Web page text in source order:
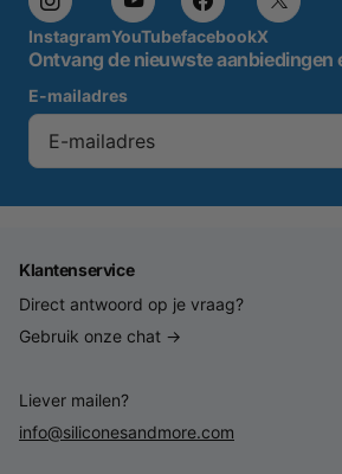
InstagramYouTubefacebookX
Ontvang de nieuwste aanbiedingen
E-mailadres
Klantenservice
Direct antwoord op je vraag?
Gebruik onze chat →
Liever mailen?
info@siliconesandmore.com